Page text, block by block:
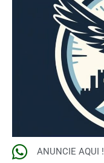
ANUNCIE AQUI !